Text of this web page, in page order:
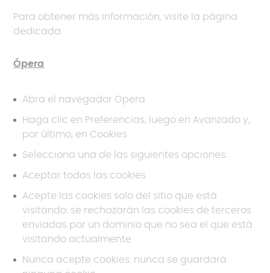
Para obtener más información, visite la página
dedicada.
Ópera
Abra el navegador Opera
Haga clic en Preferencias, luego en Avanzado y,
por último, en Cookies
Selecciona una de las siguientes opciones:
Aceptar todas las cookies
Acepte las cookies solo del sitio que está
visitando: se rechazarán las cookies de terceros
enviadas por un dominio que no sea el que está
visitando actualmente
Nunca acepte cookies: nunca se guardará